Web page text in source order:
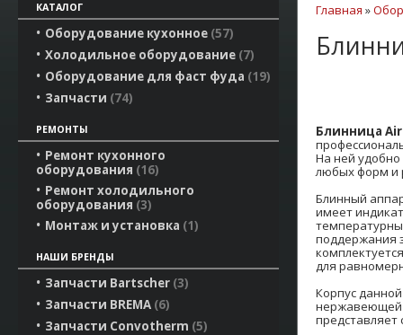
КАТАЛОГ
Оборудование кухонное 57
Холодильное оборудование 7
Оборудование для фаст фуда 19
Запчасти 74
РЕМОНТЫ
Ремонт кухонного
оборудования 16
Ремонт холодильного
оборудования 3
Монтаж и установка 1
НАШИ БРЕНДЫ
Запчасти Bartscher 3
Запчасти BREMA 6
Запчасти Convotherm 5
Главная »
Блинница
На ней удобно
любых форм и
Блинный
имеет
поддержания
для
Корпус
нержавеющей